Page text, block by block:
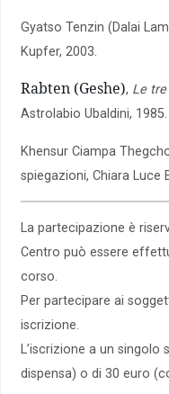
Gyatso Tenzin (Dalai
Kupfer, 2003.
Rabten (Geshe), Le
Astrolabio Ubaldini, 1985.
Khensur Ciampa
spiegazioni, Chiara Luce
La partecipazione è
Centro può essere
corso.
Per partecipare ai
iscrizione.
L’iscrizione a un
dispensa) o di 30 euro